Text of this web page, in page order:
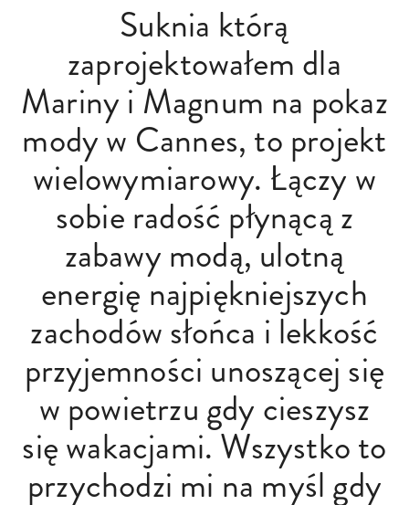
Suknia którą
zaprojektowałem dla
Mariny i Magnum na pokaz
mody w Cannes, to projekt
wielowymiarowy. Łączy w
sobie radość płynącą z
zabawy modą, ulotną
energię najpiękniejszych
zachodów słońca i lekkość
przyjemności unoszącej się
w powietrzu gdy cieszysz
się wakacjami. Wszystko to
przychodzi mi na myśl gdy